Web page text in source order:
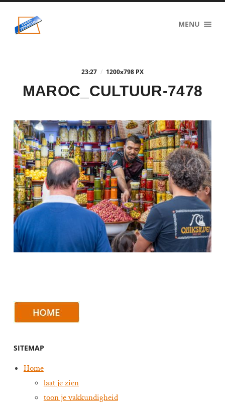
eigenzinnig
terrein
MENU
23:27 / 1200x798 PX
MAROC_CULTUUR-7478
SITEMAP
Home
laat je zien
toon je vakkundigheid